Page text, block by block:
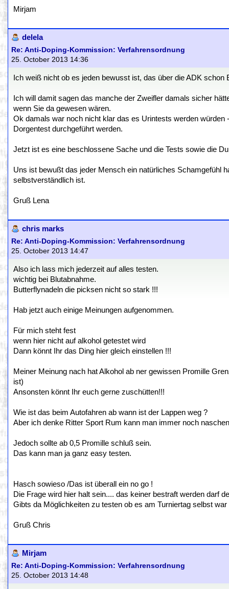
Mirjam
delela
Re: Anti-Doping-Kommission: Verfahrensordnung
25. October 2013 14:36
Ich weiß nicht ob es jeden bewusst ist, das über die ADK
Ich will damit sagen das manche der Zweifler damals sicher
wenn Sie da gewesen wären.
Ok damals war noch nicht klar das es Urintests werden
Dorgentest durchgeführt werden.
Jetzt ist es eine beschlossene Sache und die Tests sowie die
Uns ist bewußt das jeder Mensch ein natürliches Schamgefühl
selbstverständlich ist.
Gruß Lena
chris marks
Re: Anti-Doping-Kommission: Verfahrensordnung
25. October 2013 14:47
Also ich lass mich jederzeit auf alles testen.
wichtig bei Blutabnahme.
Butterflynadeln die picksen nicht so stark !!!
Hab jetzt auch einige Meinungen aufgenommen.
Für mich steht fest
wenn hier nicht auf alkohol getestet wird
Dann könnt Ihr das Ding hier gleich einstellen !!!
Meiner Meinung nach hat Alkohol ab ner gewissen Promille
ist)
Ansonsten könnt Ihr euch gerne zuschütten!!!
Wie ist das beim Autofahren ab wann ist der Lappen weg ?
Aber ich denke Ritter Sport Rum kann man immer noch
Jedoch sollte ab 0,5 Promille schluß sein.
Das kann man ja ganz easy testen.
Hasch sowieso /Das ist überall ein no go !
Die Frage wird hier halt sein.... das keiner bestraft werden darf
Gibts da Möglichkeiten zu testen ob es am Turniertag selbst war
Gruß Chris
Mirjam
Re: Anti-Doping-Kommission: Verfahrensordnung
25. October 2013 14:48